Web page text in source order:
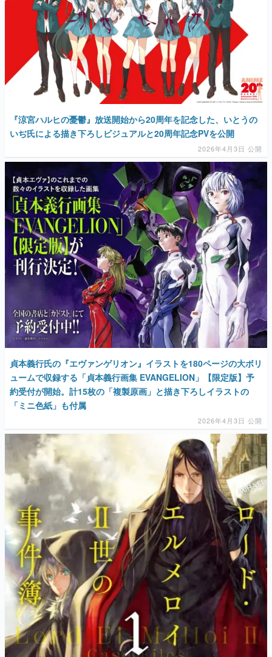
『涼宮ハルヒの憂鬱』放送開始から20周年を記念した、いとうの
いぢ氏による描き下ろしビジュアルと20周年記念PVを公開
2026年4月3日 公開
貞本義行氏の『エヴァンゲリオン』イラストを180ページの大ボリ
ュームで収録する「貞本義行画集 EVANGELION」【限定版】予
約受付が開始。計15枚の「複製原画」と描き下ろしイラストの
「ミニ色紙」も付属
2026年4月3日 公開